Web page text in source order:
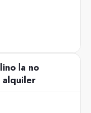
la no
alquiler